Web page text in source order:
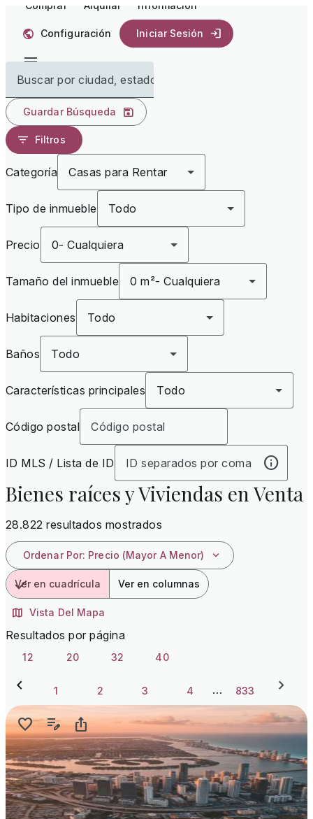
Comprar Alquilar Información
Configuración Iniciar Sesión
Buscar por ciudad, estado
Guardar Búsqueda
Filtros
Categoría Casas para Rentar
Tipo de inmueble Todo
Precio 0- Cualquiera
Tamaño del inmueble 0 m²- Cualquiera
Habitaciones Todo
Baños Todo
Características principales Todo
Código postal
ID MLS / Lista de ID
Bienes raíces y Viviendas en Venta
28.822 resultados mostrados
Ordenar Por: Precio (mayor A Menor)
Ver en cuadrícula Ver en columnas
Vista Del Mapa
Resultados por página
12 20 32 40
1 2 3 4 … 833